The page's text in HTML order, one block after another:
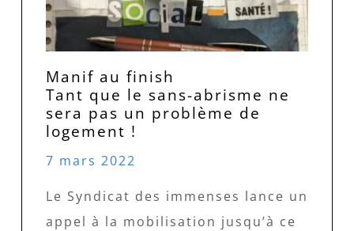
Manif au finish
Tant que le sans-abrisme ne
sera pas un problème de
logement !
7 mars 2022
Le Syndicat des immenses lance un
appel à la mobilisation jusqu’à ce